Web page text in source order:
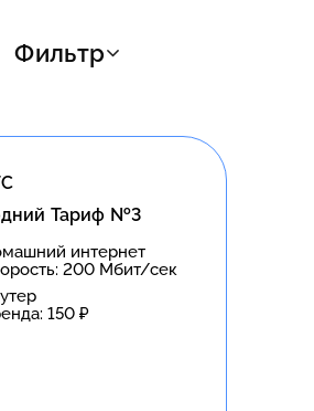
Фильтр
Тариф №3
интернет
200 Мбит/сек
150 ₽